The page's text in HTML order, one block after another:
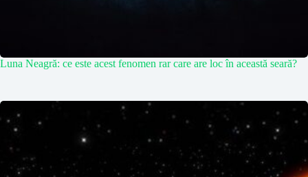
Luna Neagră: ce este acest fenomen rar care are loc în această seară?